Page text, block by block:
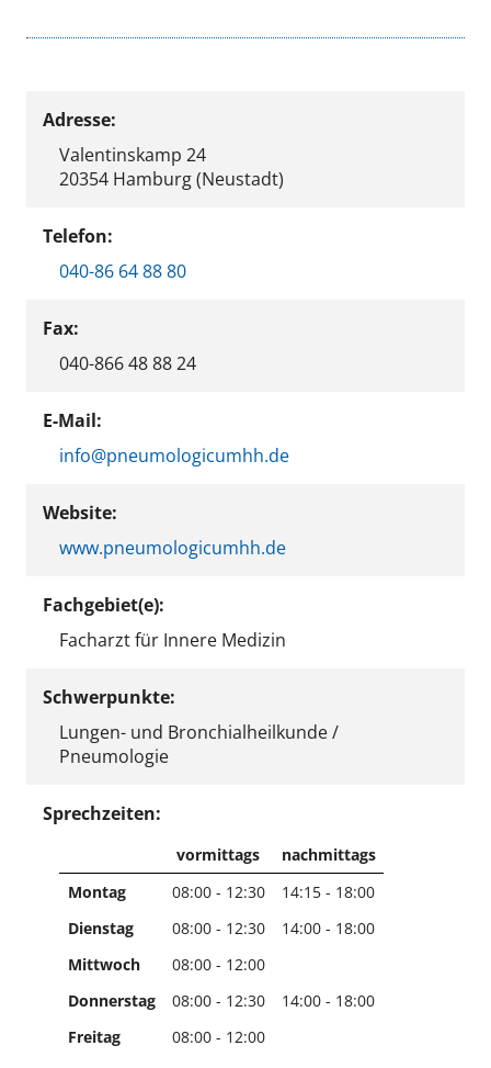
Adresse:
Valentinskamp 24
20354 Hamburg (Neustadt)
Telefon:
040-86 64 88 80
Fax:
040-866 48 88 24
E-Mail:
info@pneumologicumhh.de
Website:
www.pneumologicumhh.de
Fachgebiet(e):
Facharzt für Innere Medizin
Schwerpunkte:
Lungen- und Bronchialheilkunde /
Pneumologie
Sprechzeiten:
vormittags
nachmittags
Montag
08:00 - 12:30
14:15 - 18:00
Dienstag
08:00 - 12:30
14:00 - 18:00
Mittwoch
08:00 - 12:00
Donnerstag
08:00 - 12:30
14:00 - 18:00
Freitag
08:00 - 12:00